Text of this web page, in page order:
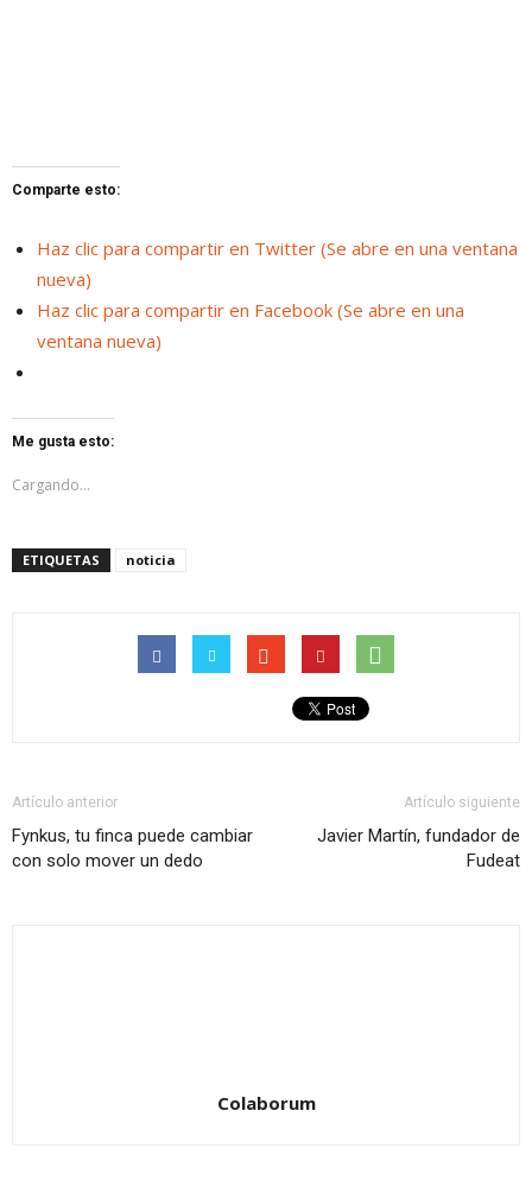
Comparte esto:
Haz clic para compartir en Twitter (Se abre en una ventana
nueva)
Haz clic para compartir en Facebook (Se abre en una
ventana nueva)
Me gusta esto:
Cargando...
ETIQUETAS noticia
Artículo anterior
Fynkus, tu finca puede cambiar
con solo mover un dedo
Artículo siguiente
Javier Martín, fundador de
Fudeat
Colaborum